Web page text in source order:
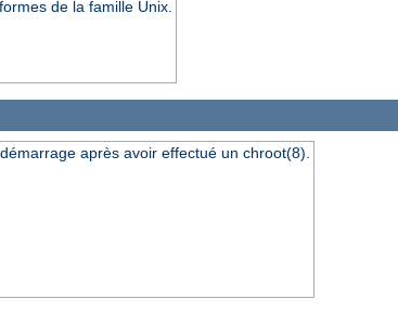
de la famille Unix.
après avoir effectué un chroot(8).